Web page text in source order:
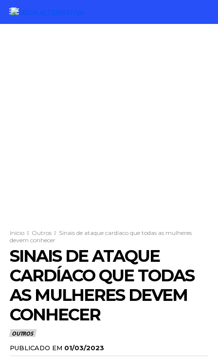
Início Outros
Sinais de ataque cardíaco que todas as mulheres
devem conhecer
SINAIS DE ATAQUE
CARDÍACO QUE TODAS
AS MULHERES DEVEM
CONHECER
OUTROS
PUBLICADO EM 01/03/2023